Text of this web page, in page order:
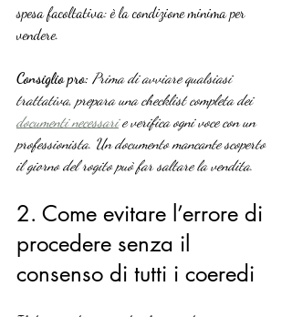
spesa facoltativa: è la condizione minima per
vendere.
Consiglio pro: Prima di avviare qualsiasi
trattativa, prepara una checklist completa dei
documenti necessari e verifica ogni voce con un
professionista. Un documento mancante scoperto
il giorno del rogito può far saltare la vendita.
2. Come evitare l’errore di
procedere senza il
consenso di tutti i coeredi